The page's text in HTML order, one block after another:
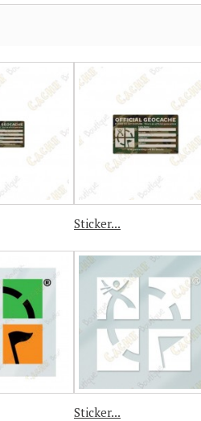
Sticker...
Sticker...